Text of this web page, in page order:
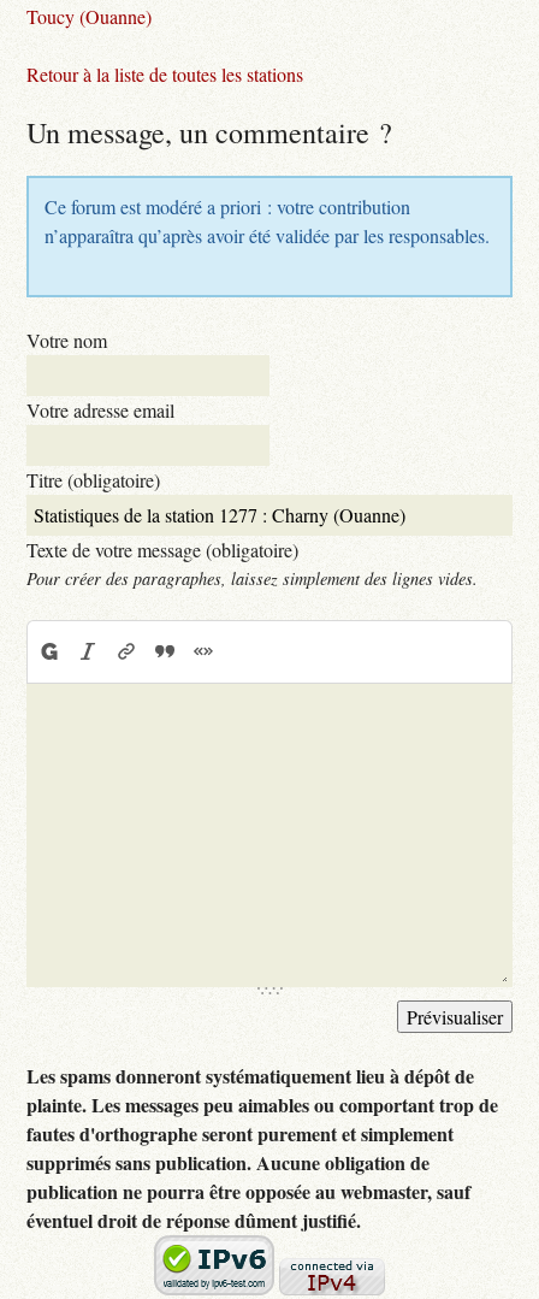
Toucy (Ouanne)
Retour à la liste de toutes les stations
Un message, un commentaire ?
Ce forum est modéré a priori : votre contribution
n’apparaîtra qu’après avoir été validée par les responsables.
Votre nom
Votre adresse email
Titre (obligatoire)
Texte de votre message (obligatoire)
Pour créer des paragraphes, laissez simplement des lignes vides.
Les spams donneront systématiquement lieu à dépôt de
plainte. Les messages peu aimables ou comportant trop de
fautes d'orthographe seront purement et simplement
supprimés sans publication. Aucune obligation de
publication ne pourra être opposée au webmaster, sauf
éventuel droit de réponse dûment justifié.